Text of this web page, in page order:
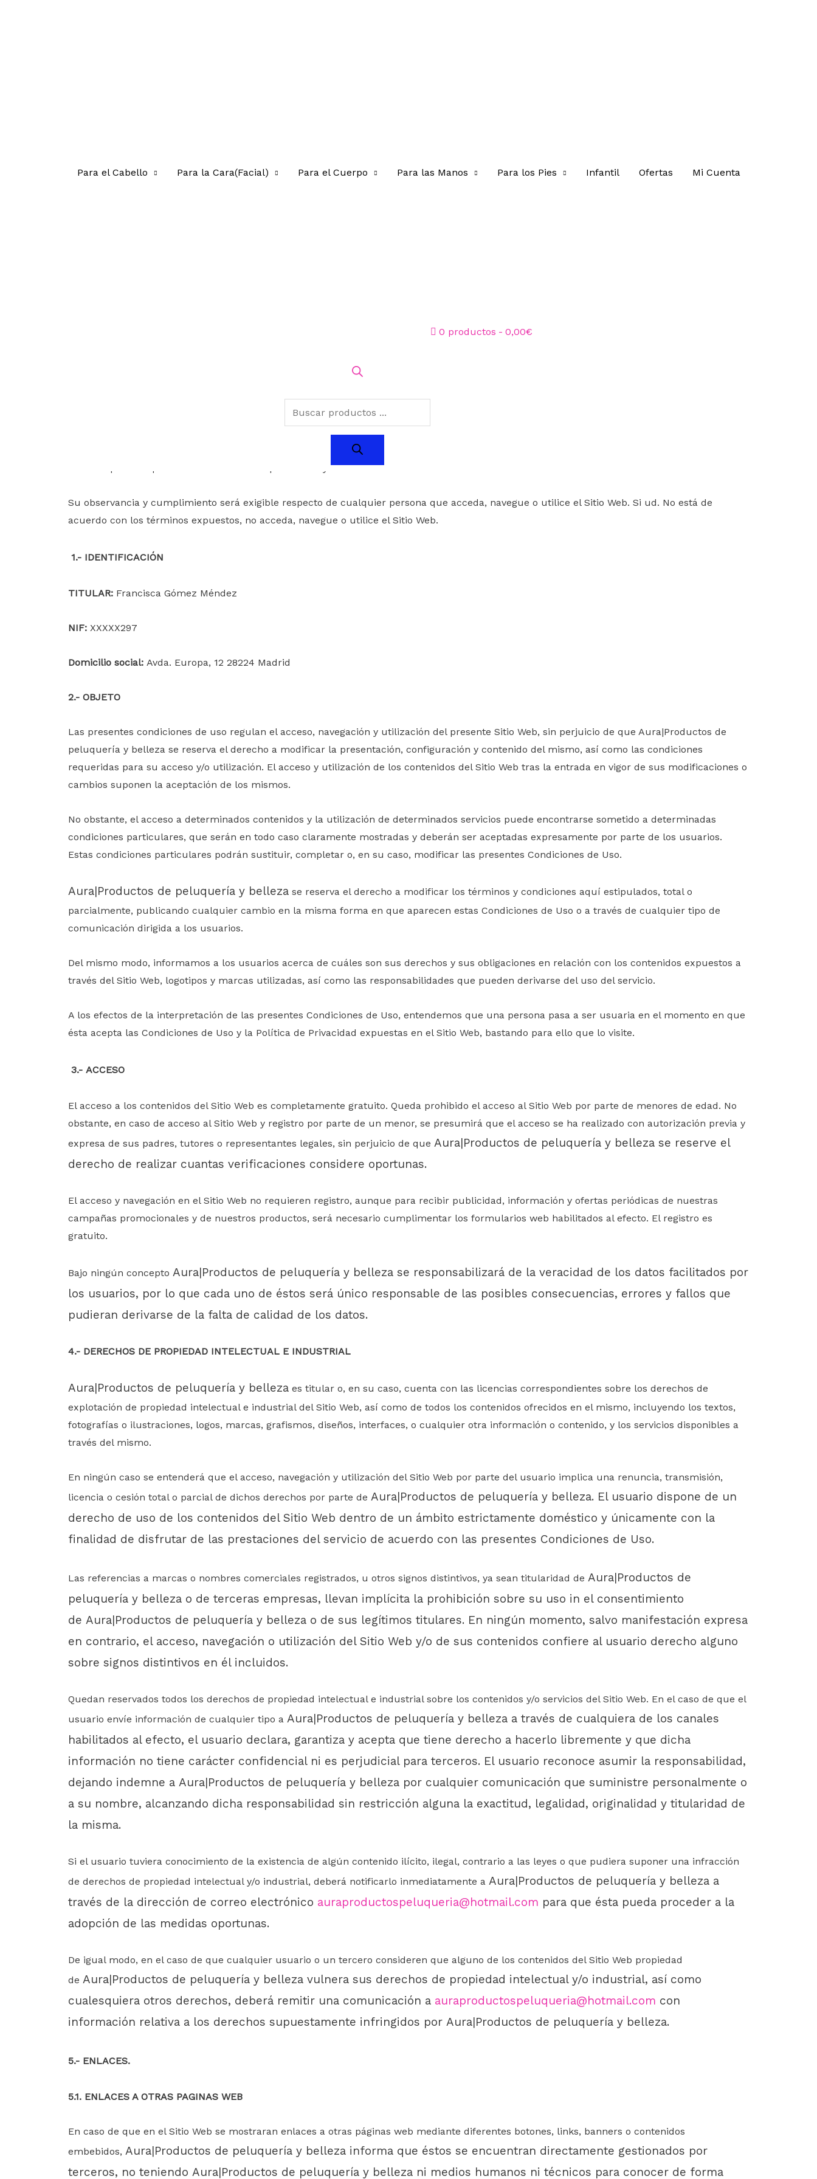
Para el Cabello Para la Cara(Facial) Para el Cuerpo Para las Manos Para los Pies Infantil Ofertas Mi Cuenta
0 productos 0,00€
https://productospeluqueriabellezaaura.com.es/
”) implica la aceptación expresa y sin reservas de todos los términos de las presentes condiciones de Uso, teniendo la misma validez y
eficacia que cualquier contrato celebrado por escrito y firmado.
Su observancia y cumplimiento será exigible respecto de cualquier persona que acceda, navegue o utilice el Sitio Web. Si ud. No está de
acuerdo con los términos expuestos, no acceda, navegue o utilice el Sitio Web.
1.- IDENTIFICACIÓN
TITULAR: Francisca Gómez Méndez
NIF: XXXXX297
Domicilio social: Avda. Europa, 12 28224 Madrid
2.- OBJETO
Las presentes condiciones de uso regulan el acceso, navegación y utilización del presente Sitio Web, sin perjuicio de que Aura|Productos de
peluquería y belleza se reserva el derecho a modificar la presentación, configuración y contenido del mismo, así como las condiciones
requeridas para su acceso y/o utilización. El acceso y utilización de los contenidos del Sitio Web tras la entrada en vigor de sus modificaciones o
cambios suponen la aceptación de los mismos.
No obstante, el acceso a determinados contenidos y la utilización de determinados servicios puede encontrarse sometido a determinadas
condiciones particulares, que serán en todo caso claramente mostradas y deberán ser aceptadas expresamente por parte de los usuarios.
Estas condiciones particulares podrán sustituir, completar o, en su caso, modificar las presentes Condiciones de Uso.
Aura|Productos de peluquería y belleza se reserva el derecho a modificar los términos y condiciones aquí estipulados, total o
parcialmente, publicando cualquier cambio en la misma forma en que aparecen estas Condiciones de Uso o a través de cualquier tipo de
comunicación dirigida a los usuarios.
Del mismo modo, informamos a los usuarios acerca de cuáles son sus derechos y sus obligaciones en relación con los contenidos expuestos a
través del Sitio Web, logotipos y marcas utilizadas, así como las responsabilidades que pueden derivarse del uso del servicio.
A los efectos de la interpretación de las presentes Condiciones de Uso, entendemos que una persona pasa a ser usuaria en el momento en que
ésta acepta las Condiciones de Uso y la Política de Privacidad expuestas en el Sitio Web, bastando para ello que lo visite.
3.- ACCESO
El acceso a los contenidos del Sitio Web es completamente gratuito. Queda prohibido el acceso al Sitio Web por parte de menores de edad. No
obstante, en caso de acceso al Sitio Web y registro por parte de un menor, se presumirá que el acceso se ha realizado con autorización previa y
expresa de sus padres, tutores o representantes legales, sin perjuicio de que Aura|Productos de peluquería y belleza se reserve el
derecho de realizar cuantas verificaciones considere oportunas.
El acceso y navegación en el Sitio Web no requieren registro, aunque para recibir publicidad, información y ofertas periódicas de nuestras
campañas promocionales y de nuestros productos, será necesario cumplimentar los formularios web habilitados al efecto. El registro es
gratuito.
Bajo ningún concepto Aura|Productos de peluquería y belleza se responsabilizará de la veracidad de los datos facilitados por
los usuarios, por lo que cada uno de éstos será único responsable de las posibles consecuencias, errores y fallos que
pudieran derivarse de la falta de calidad de los datos.
4.- DERECHOS DE PROPIEDAD INTELECTUAL E INDUSTRIAL
Aura|Productos de peluquería y belleza es titular o, en su caso, cuenta con las licencias correspondientes sobre los derechos de
explotación de propiedad intelectual e industrial del Sitio Web, así como de todos los contenidos ofrecidos en el mismo, incluyendo los textos,
fotografías o ilustraciones, logos, marcas, grafismos, diseños, interfaces, o cualquier otra información o contenido, y los servicios disponibles a
través del mismo.
En ningún caso se entenderá que el acceso, navegación y utilización del Sitio Web por parte del usuario implica una renuncia, transmisión,
licencia o cesión total o parcial de dichos derechos por parte de Aura|Productos de peluquería y belleza. El usuario dispone de un
derecho de uso de los contenidos del Sitio Web dentro de un ámbito estrictamente doméstico y únicamente con la
finalidad de disfrutar de las prestaciones del servicio de acuerdo con las presentes Condiciones de Uso.
Las referencias a marcas o nombres comerciales registrados, u otros signos distintivos, ya sean titularidad de Aura|Productos de
peluquería y belleza o de terceras empresas, llevan implícita la prohibición sobre su uso in el consentimiento
de Aura|Productos de peluquería y belleza o de sus legítimos titulares. En ningún momento, salvo manifestación expresa
en contrario, el acceso, navegación o utilización del Sitio Web y/o de sus contenidos confiere al usuario derecho alguno
sobre signos distintivos en él incluidos.
Quedan reservados todos los derechos de propiedad intelectual e industrial sobre los contenidos y/o servicios del Sitio Web. En el caso de que el
usuario envíe información de cualquier tipo a Aura|Productos de peluquería y belleza a través de cualquiera de los canales
habilitados al efecto, el usuario declara, garantiza y acepta que tiene derecho a hacerlo libremente y que dicha
información no tiene carácter confidencial ni es perjudicial para terceros. El usuario reconoce asumir la responsabilidad,
dejando indemne a Aura|Productos de peluquería y belleza por cualquier comunicación que suministre personalmente o
a su nombre, alcanzando dicha responsabilidad sin restricción alguna la exactitud, legalidad, originalidad y titularidad de
la misma.
Si el usuario tuviera conocimiento de la existencia de algún contenido ilícito, ilegal, contrario a las leyes o que pudiera suponer una infracción
de derechos de propiedad intelectual y/o industrial, deberá notificarlo inmediatamente a Aura|Productos de peluquería y belleza a
través de la dirección de correo electrónico auraproductospeluqueria@hotmail.com para que ésta pueda proceder a la
adopción de las medidas oportunas.
De igual modo, en el caso de que cualquier usuario o un tercero consideren que alguno de los contenidos del Sitio Web propiedad
de Aura|Productos de peluquería y belleza vulnera sus derechos de propiedad intelectual y/o industrial, así como
cualesquiera otros derechos, deberá remitir una comunicación a auraproductospeluqueria@hotmail.com con
información relativa a los derechos supuestamente infringidos por Aura|Productos de peluquería y belleza.
5.- ENLACES.
5.1. ENLACES A OTRAS PAGINAS WEB
En caso de que en el Sitio Web se mostraran enlaces a otras páginas web mediante diferentes botones, links, banners o contenidos
embebidos, Aura|Productos de peluquería y belleza informa que éstos se encuentran directamente gestionados por
terceros, no teniendo Aura|Productos de peluquería y belleza ni medios humanos ni técnicos para conocer de forma